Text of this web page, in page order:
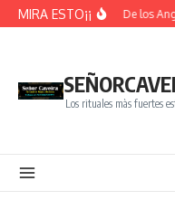
Saltar al contenido
MIRA ESTO¡¡Oracion De los
Los rituales màs fuertes